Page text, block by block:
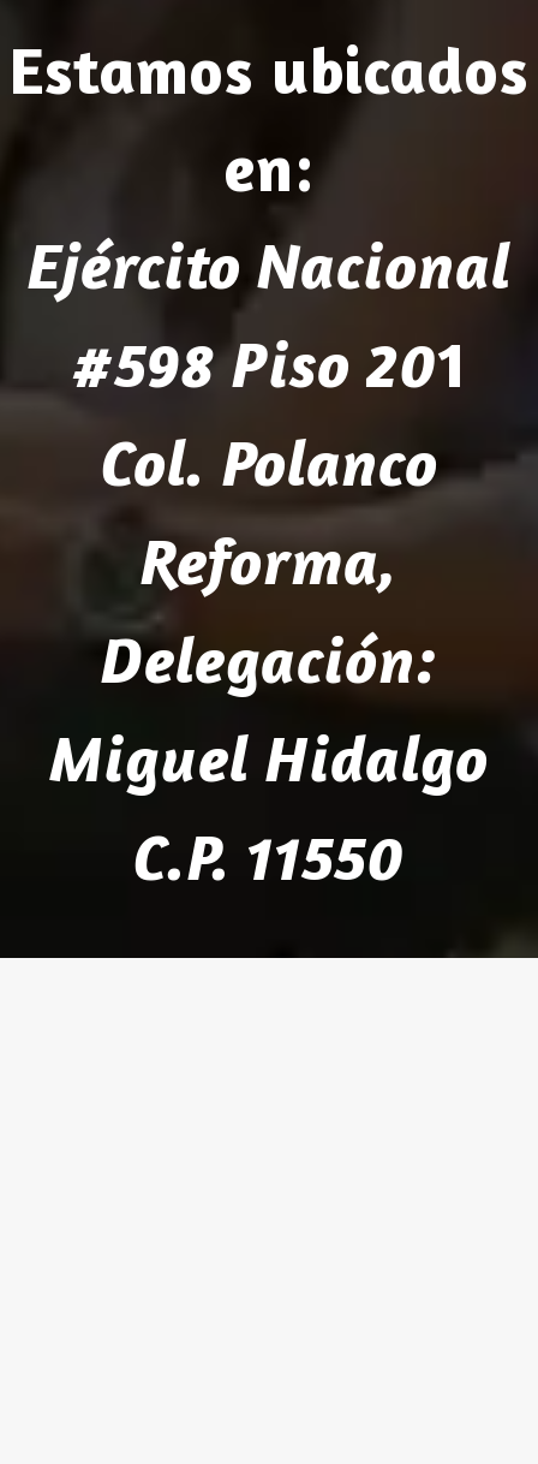
Estamos ubicados
en:
Ejército Nacional
#598 Piso 201
Col. Polanco
Reforma,
Delegación:
Miguel Hidalgo
C.P. 11550